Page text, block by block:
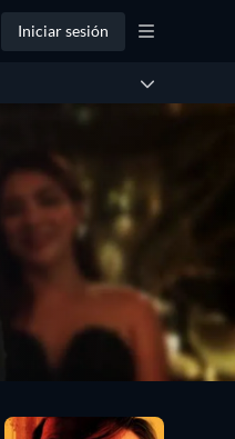
Iniciar sesión